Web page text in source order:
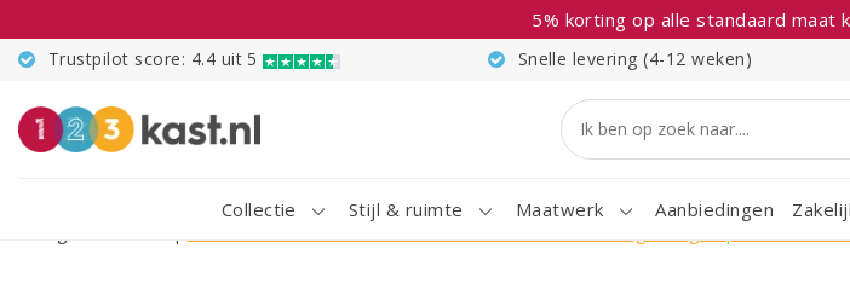
5% korting op alle standaard maat
Trustpilot score: 4.4 uit 5 Snelle levering (4-12 weken)
Collectie Stijl & ruimte Maatwerk Aanbiedingen
Vakkenkast Londen 02 - 250x40x240H cm - strak design - 4 greeploze